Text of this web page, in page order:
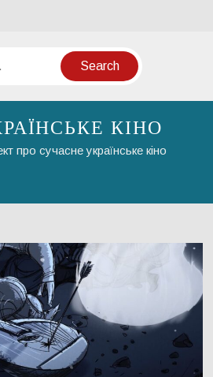
КІНО
про сучасне українське кіно